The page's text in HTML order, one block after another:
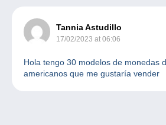
Tannia Astudillo
17/02/2023 at 06:06
Hola tengo 30 modelos de monedas
americanos que me gustaría vender